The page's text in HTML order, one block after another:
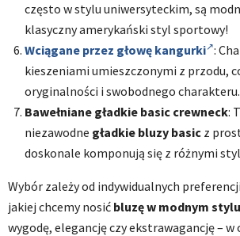
często w stylu uniwersyteckim, są
klasyczny amerykański styl sportowy!
Wciągane przez głowę kangurki :
kieszeniami umieszczonymi z przodu,
oryginalności i swobodnego charakteru.
Bawełniane gładkie basic crewneck:
niezawodne gładkie bluzy basic z
doskonale komponują się z różnymi
Wybór zależy od indywidualnych
jakiej chcemy nosić bluzę w modnym stylu
wygodę, elegancję czy ekstrawagancję –